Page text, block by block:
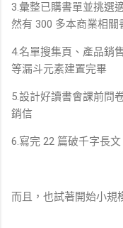
3.彙整已購書單並挑選
然有 300 多本商業相關
4.名單搜集頁、產品銷
等漏斗元素建置完畢
5.設計好讀書會課前問
銷信
6.寫完 22 篇破千字長
而且，也試著開始小規